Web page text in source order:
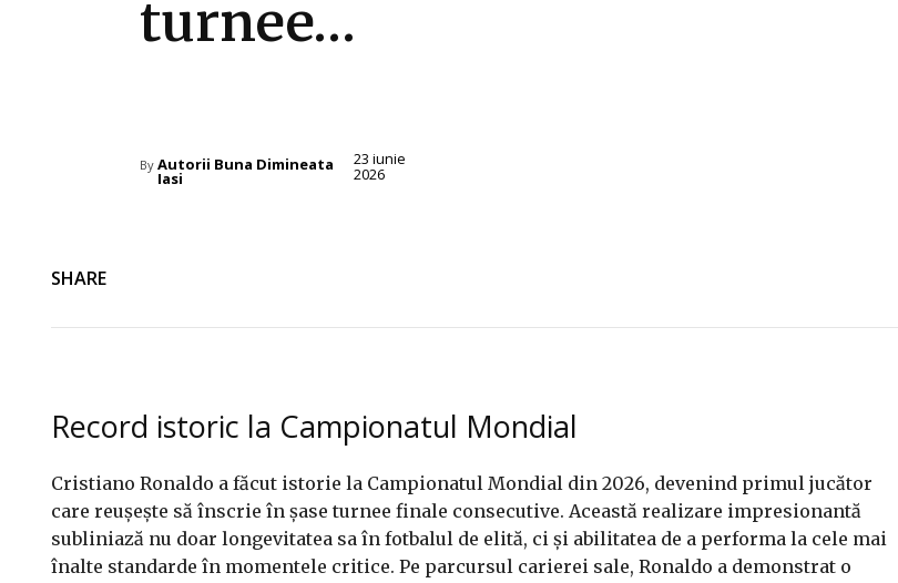
turnee…
By Autorii Buna Dimineata
Iasi
23 iunie
2026
SHARE
Record istoric la Campionatul Mondial
Cristiano Ronaldo a făcut istorie la Campionatul Mondial din 2026, devenind primul jucător
care reușește să înscrie în șase turnee finale consecutive. Această realizare impresionantă
subliniază nu doar longevitatea sa în fotbalul de elită, ci și abilitatea de a performa la cele mai
înalte standarde în momentele critice. Pe parcursul carierei sale, Ronaldo a demonstrat o